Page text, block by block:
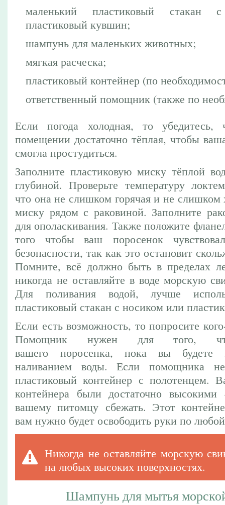
маленький пластиковый
пластиковый кувшин;
шампунь для маленьких животных;
мягкая расческа;
пластиковый контейнер (по
ответственный помощник (также по
Если погода холодная, то убедитесь,
помещении достаточно тёплая, чтобы
смогла простудиться.
Заполните пластиковую миску тёплой
глубиной. Проверьте температуру
что она не слишком горячая и не слишком
миску рядом с раковиной. Заполните
для ополаскивания. Также положите
того чтобы ваш поросенок
безопасности, так как это остановит
Помните, всё должно быть в пределах
никогда не оставляйте в воде морскую
Для поливания водой, лучше
пластиковый стакан с носиком или
Если есть возможность, то попросите
Помощник нужен для того,
вашего поросенка, пока вы будете
наливанием воды. Если помощника
пластиковый контейнер с полотенцем.
контейнера были достаточно
вашему питомцу сбежать. Этот
вам нужно будет освободить руки по
Никогда не оставляйте морскую
на любых высоких поверхностях.
Шампунь для мытья